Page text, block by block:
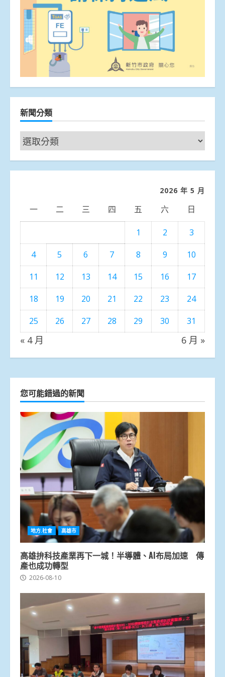
新聞分類
新
聞
分
2026 年 5 月
一 二 三 四 五 六 日
1 2
3
4
5 6 7 8 9
10
11
12 13 14 15 16
17
18
19 20 21 22 23
24
25
26 27 28 29 30 31
« 4 月 6 月 »
您可能錯過的新聞
地方.社會 高雄市
高雄拚科技產業再下一城！半導體、AI布局加速 傳
產也成功轉型
2026-08-10